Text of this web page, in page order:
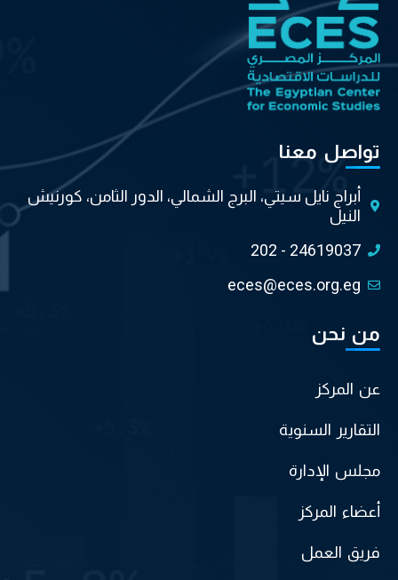
تواصل معنا
أبراج نايل سيتي، البرج الشمالي، الدور الثامن، كورنيش
النيل
202 - 24619037
eces@eces.org.eg
من نحن
عن المركز
التقارير السنوية
مجلس الإدارة
أعضاء المركز
فريق العمل